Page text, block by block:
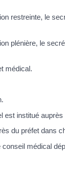
restreinte, le
plénière, le
médical.
est institué
du préfet dans
médical